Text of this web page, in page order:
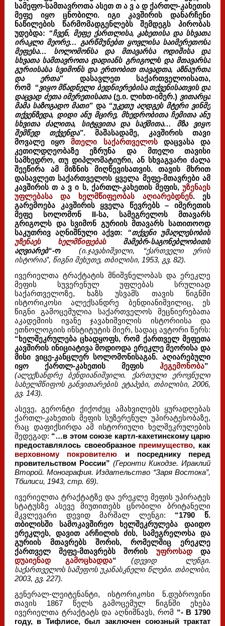
სამეფო-სამთავროთა ასეთ თ ა ვ ა დ ქართლ-კახეთის
მეფე იყო ცნობილი. იგი კავშირის დანარჩენი
ნაწილების წარმომადგენლებს შემდეგს პირობას
უდებდა: “ჩვენ, მეფე ქართლისა, კახეთისა და სხვათა
ირაკლი მეორე… გარწმუნებთ ყოვლისა საიმერეთოსა
მეფესა… სოლომონსა და მთავარსა ოდიშისა და
სხვათა სამთავროთა დადიანს გრიგოლს და მთავარსა
გურიისასა სვიმონს და ერთობით თავადთა, აზნაურთა
და ერთა” დასავლეთ საქართველოისათა,
რომ “ვიყო მწადნელი ბედნიერებისა თქვენისათვის და
დაცვად ძეთა იმერეთისათა(ე.ი. ლიხთ-იმერ.) ვითარცა
მამა საზოგადო მათი”და “უკეთუ აღდგეს მტერი ვინმე
თქვენზედა, დიდი ანუ მცირე, მხედრობითა ჩემითა ანუ
სხვითა ძალითა, სიტყვითა და საქმითა… მზა ვიყო
შემწედ თქვენდა”. მაშასადამე, კავშირის თავი
მოვალე იყომთელი საქართველოსდაცვასა და
კეთილდღეობაზე ეზრუნა და მთელი თავისი
სამხედრო, თუ დიპლომატიური, ან სხვაგვარი ძალა
შეეწირა ამ მიზნის მიღწევისათვის. თავის მხრით
დასავლეთ საქართველოს ყველა მეფე-მთავრები ამ
კავშირის თ ა ვ ი ს, ქართლ-კახეთის მეფის,უზენაეს
უფლებასა და ხელმწიფეობას აღიარებდნენ. ეს
გარემოება კავშირის ყველა წევრებს – იმერეთის
მეფე სოლომონ II-სა, სამეგრელოს მთავარს
გრიგოლს და სვიმონ გურიის მთავარს სათითოოდ
საკუთრივ აღნიშნული აქვთ: “თქვენი უმაღლესობის
უზენაეს ხელმწიფებას მამებრ-საგონებლობითს
აღვიარებ“-ო (ი.ჯავახიშვილი, “ქართველი ერის
ისტორია”, წიგნი მეხუთე, თბილისი, 1953, გვ. 82).
ივერიელთა ტრაქტატის მნიშვნელობას და ერეკლე
მეფის სუვერენულ უფლებას სრულიად
საქართველოზე, ხაზს უსვამს თავის წიგნში
ისტორიკოსი ალექსანდრე ბენდიანიშვილიც, ეს
წიგნი გამოცემულია საქართველოს მეცნიერებათა
აკადემიის ივანე ჯავახიშვილის ისტორიისა და
ეთნოლოგიის ინსტიტუტის მიერ, სადაც ავტორი წერს:
“ხელშეკრულება ცხადყოფს, რომ ქართველ მეფეთა
კავშირის ინიციატივა მოდიოდა ერეკლე მეორისა და
მისი ვიცე-კანცლერ სოლომონისაგან. აღიარებული
იყო ქართლ-კახეთის მეფისჰეგემონობა”
(ალექსანდრე ბენდიანიშვილი. ქართული ეროვნული
სახელმწიფოს განვითარების ეტაპები, თბილისი, 2006,
გვ. 143).
ასევე, გერონტი ქიქოძეც ამახვილებს ყურადღებას
ქართლ-კახეთის მეფის სუზერენულ უპირატესობაზე,
რაც დაფიქსირდა ამ ისტორიული ხელშეკრულების
შედეგად: “…в этом союзе картл-кахетинскому царю
предоставлялось своеобразное преимущество, как
верховному покровителю и посреднику перед
провительством России” (Геронти Кикодзе. Ираклий
Второй. Монография. Издательство “Заря Востока”,
Тбилиси, 1943, стр. 69).
ივერიელთა ტრაქტატზე და ერეკლე მეფის უპირატეს
სტატუსზე ასევე მიუთითებს ცნობილი ბრიტანელი
მკვლევარი დევიდ მარშალ ლენგი: “1790 წ.
თბილისში სამოკავშირეო ხელშეკრულება დაიდო
ერეკლეს, დავით არჩილის ძის, სამეგრელოსა და
გურიის მთავრებს შორის, რომელშიც ერეკლე
ქართველ მეფე-მთავრებს შორის უფროსადდა
დუაიენად გამოცხადდა“
(დევიდ ლენგი.
საქართველოს სამეფოს უკანასკნელი წლები. თბილისი,
2003, გვ. 227).
გენერალ-ლეიტენანტი, ისტორიკოსი ნ.დუბროვინი
თავის 1867 წელს გამოცემულ წიგნში ეხება
ივერიელთა ტრაქტატს და აღნიშნავს, რომ “- В 1790
году, в Тифлисе, был заключен союзный трактат